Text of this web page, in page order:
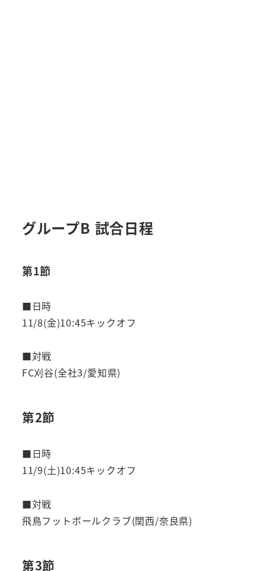
グループB 試合日程
第1節
■日時
11/8(金)10:45キックオフ
■対戦
FC刈谷(全社3/愛知県)
第2節
■日時
11/9(土)10:45キックオフ
■対戦
飛鳥フットボールクラブ(関西/奈良県)
第3節